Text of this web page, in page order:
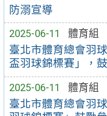
防溺宣導
2025-06-11
體育組
臺北市體育總會羽
盃羽球錦標賽」，
2025-06-11
體育組
臺北市體育總會羽